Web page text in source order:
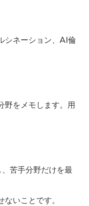
シネーション、AI倫
野をメモします。用
苦手分野だけを最
いことです。